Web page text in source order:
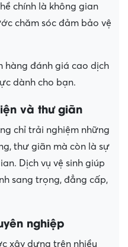
chính là không gian
chăm sóc đảm bảo vệ
hàng đánh giá cao dịch
dành cho bạn.
và thư giãn
chỉ trải nghiệm những
thư giãn mà còn là sự
Dịch vụ vệ sinh giúp
sang trọng, đẳng cấp,
nghiệp
xây dựng trên nhiều